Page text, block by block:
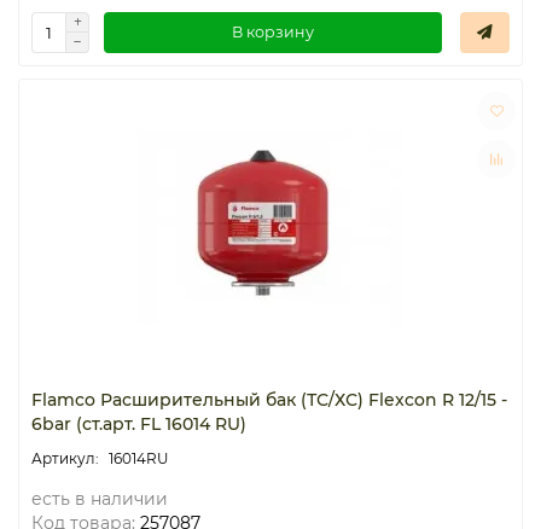
В корзину
Flamco Расширительный бак (ТС/ХС) Flexcon R 12/15 -
6bar (ст.арт. FL 16014 RU)
16014RU
есть в наличии
Код товара: 257087